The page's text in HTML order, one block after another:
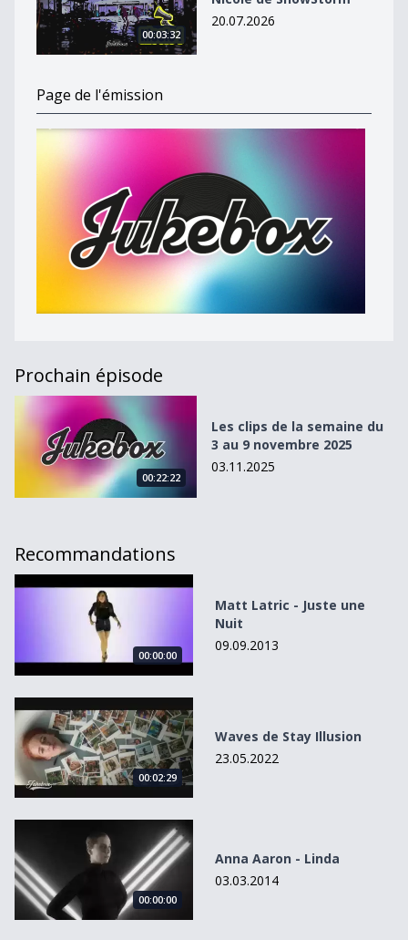
00:03:32
20.07.2026
Page de l'émission
Prochain épisode
Les clips de la semaine du 3 au 9 novembre 2025
00:22:22
Les clips de la semaine du
3 au 9 novembre 2025
03.11.2025
Recommandations
Matt Latric - Juste une Nuit
00:00:00
Matt Latric - Juste une
Nuit
09.09.2013
Waves de Stay Illusion
00:02:29
Waves de Stay Illusion
23.05.2022
Anna Aaron - Linda
00:00:00
Anna Aaron - Linda
03.03.2014